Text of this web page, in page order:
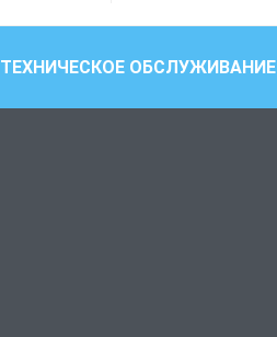
ТЕХНИЧЕСКОЕ ОБСЛУЖИВАНИЕ